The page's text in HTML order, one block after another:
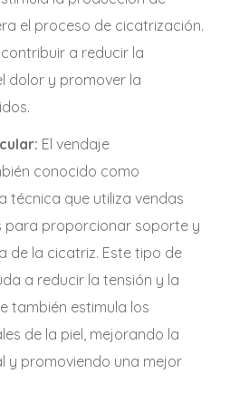
el proceso de cicatrización.
a reducir la
dolor y promover la
El vendaje
conocido como
técnica que utiliza vendas
para proporcionar soporte y
de la cicatriz. Este tipo de
a reducir la tensión y la
también estimula los
de la piel, mejorando la
y promoviendo una mejor